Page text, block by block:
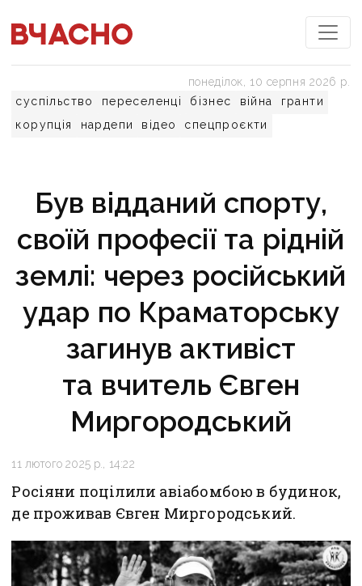
суспільство переселенці бізнес війна
гранти
корупція
нардепи відео спецпроєкти
понеділок, 10 серпня 2026 р.
Був відданий спорту,
своїй професії та рідній
землі: через російський
удар по Краматорську
загинув активіст
та вчитель Євген
Миргородський
11 лютого 2025 р., 14:22
Росіяни поцілили авіабомбою в будинок,
де проживав Євген Миргородський.